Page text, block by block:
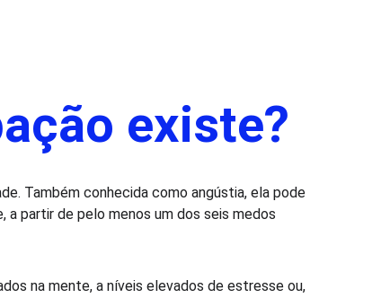
existe?
Também conhecida como angústia, ela pode
a partir de pelo menos um dos seis medos
na mente, a níveis elevados de estresse ou,